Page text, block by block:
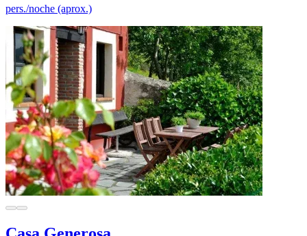
pers./noche (aprox.)